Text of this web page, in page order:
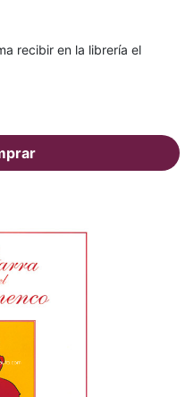
recibir en la librería el